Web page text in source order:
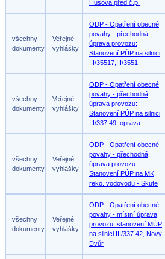
Husova před č.p.
všechny
dokumenty
Veřejné
vyhlášky
ODP - Opatření obecné
povahy - přechodná
úprava provozu:
Stanovení PÚP na silnici
III/35517,III/3551
všechny
dokumenty
Veřejné
vyhlášky
ODP - Opatření obecné
povahy - přechodná
úprava provozu:
Stanovení PÚP na silnici
III/337 49, oprava
všechny
dokumenty
Veřejné
vyhlášky
ODP - Opatření obecné
povahy - přechodná
úprava provozu:
Stanovení PÚP na MK,
reko. vodovodu - Skute
všechny
dokumenty
Veřejné
vyhlášky
ODP - Opatření obecné
povahy - místní úprava
provozu: stanovení MÚP
na silnici III/337 42, Nový
Dvůr